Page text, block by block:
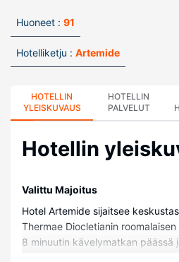
Huoneet : 91
Hotelliketju : Artemide
HOTELLIN
YLEISKUVAUS
HOTELLIN
PALVELUT
Hotellin
Valittu Majoitus
Hotel Artemide sijaitsee
Thermae Diocletianin
8 minuutin kävelymatkan päässä